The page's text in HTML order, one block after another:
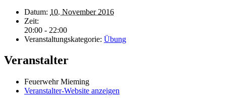
Datum: 10. November 2016
Zeit:
20:00 - 22:00
Veranstaltungskategorie: Übung
Veranstalter
Feuerwehr Mieming
Veranstalter-Website anzeigen